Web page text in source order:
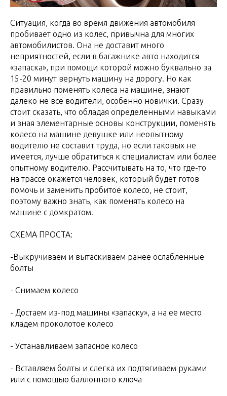
Ситуация, когда во время движения автомобиля
пробивает одно из колес, привычна для многих
автомобилистов. Она не доставит много
неприятностей, если в багажнике авто находится
«запаска», при помощи которой можно буквально за
15-20 минут вернуть машину на дорогу. Но как
правильно поменять колеса на машине, знают
далеко не все водители, особенно новички. Сразу
стоит сказать, что обладая определенными навыками
и зная элементарные основы конструкции, поменять
колесо на машине девушке или неопытному
водителю не составит труда, но если таковых не
имеется, лучше обратиться к специалистам или более
опытному водителю. Рассчитывать на то, что где-то
на трассе окажется человек, который будет готов
помочь и заменить пробитое колесо, не стоит,
поэтому важно знать, как поменять колесо на
машине с домкратом.
СХЕМА ПРОСТА:
-Выкручиваем и вытаскиваем ранее ослабленные
болты
- Снимаем колесо
- Достаем из-под машины «запаску», а на ее место
кладем проколотое колесо
- Устанавливаем запасное колесо
- Вставляем болты и слегка их подтягиваем руками
или с помощью баллонного ключа